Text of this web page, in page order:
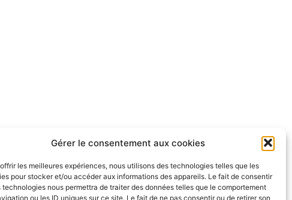
Gérer le consentement aux cookies
les meilleures expériences, nous utilisons des technologies telles que les
pour stocker et/ou accéder aux informations des appareils. Le fait de consentir
technologies nous permettra de traiter des données telles que le comportement
ou les ID uniques sur ce site. Le fait de ne pas consentir ou de retirer son